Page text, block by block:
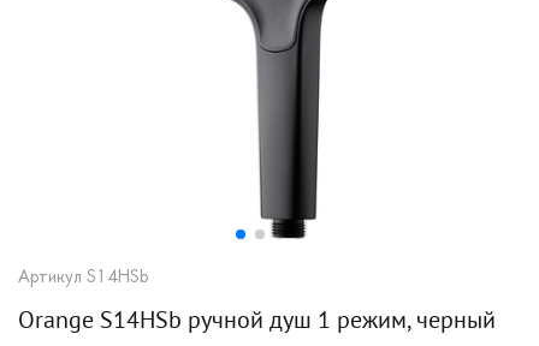
Артикул S14HSb
Orange S14HSb ручной душ 1 режим, черный